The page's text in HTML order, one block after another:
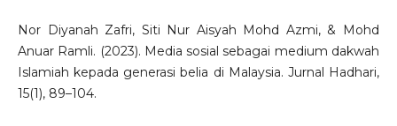
Nor Diyanah Zafri, Siti Nur Aisyah Mohd Azmi, & Mohd
Anuar Ramli. (2023). Media sosial sebagai medium dakwah
Islamiah kepada generasi belia di Malaysia. Jurnal Hadhari,
15(1), 89–104.